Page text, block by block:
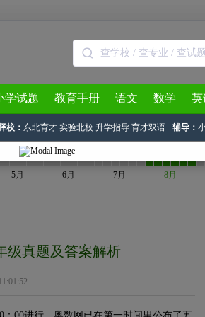
学试题 教育手册 语文 数学 英
校： 东北育才 实验北校 升学指导 育才双语 辅导：
5月 6月 7月 8月
级真题及答案解析